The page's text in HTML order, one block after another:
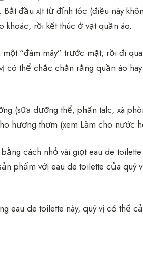
đầu xịt từ đỉnh tóc (điều này
khoác, rồi kết thúc ở vạt quần áo.
“đám mây” trước mặt, rồi đi
có thể chắc chắn rằng quần áo
(sữa dưỡng thể, phấn talc, xà
hương thơm (xem Làm cho nước
cách nhỏ vài giọt eau de
phẩm với eau de toilette của quý
eau de toilette này, quý vị có thể